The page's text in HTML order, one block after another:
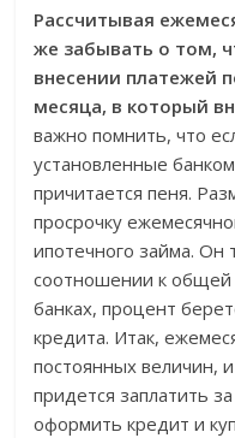
Рассчитывая
же забывать о том,
внесении платежей
месяца, в который
важно помнить, что
установленные
причитается пеня.
просрочку
ипотечного займа.
соотношении к общей
банках, процент
кредита. Итак,
постоянных величин,
придется заплатить
оформить кредит и